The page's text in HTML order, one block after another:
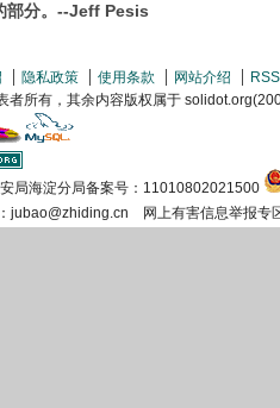
部分。--Jeff Pesis
隐私政策 使用条款 网站介绍
RSS
者所有，其余内容版权属于
局海淀分局备案号：11010802021500
jubao@zhiding.cn 网上有害信息举报专